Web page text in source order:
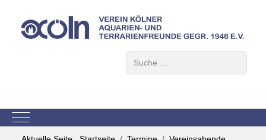
Mobile Menu Toggle